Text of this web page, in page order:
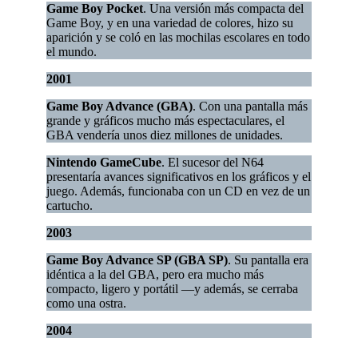
Game Boy Pocket. Una versión más compacta del
Game Boy, y en una variedad de colores, hizo su
aparición y se coló en las mochilas escolares en todo
el mundo.
2001
Game Boy Advance (GBA). Con una pantalla más
grande y gráficos mucho más espectaculares, el
GBA vendería unos diez millones de unidades.
Nintendo GameCube. El sucesor del N64
presentaría avances significativos en los gráficos y el
juego. Además, funcionaba con un CD en vez de un
cartucho.
2003
Game Boy Advance SP (GBA SP). Su pantalla era
idéntica a la del GBA, pero era mucho más
compacto, ligero y portátil —y además, se cerraba
como una ostra.
2004